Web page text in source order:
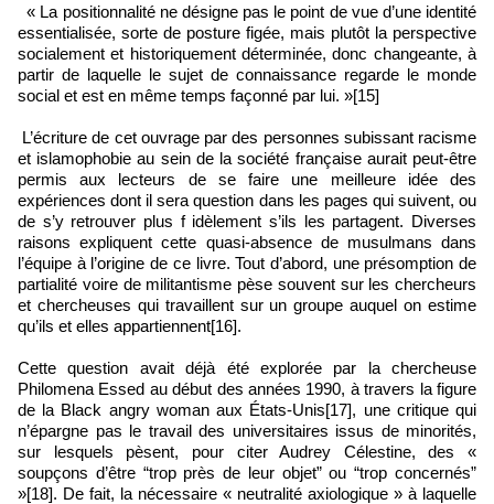
« La positionnalité ne désigne pas le point de vue d’une identité
essentialisée, sorte de posture figée, mais plutôt la perspective
socialement et historiquement déterminée, donc changeante, à
partir de laquelle le sujet de connaissance regarde le monde
social et est en même temps façonné par lui. »[15]
L’écriture de cet ouvrage par des personnes subissant racisme
et islamophobie au sein de la société française aurait peut‑être
permis aux lecteurs de se faire une meilleure idée des
expériences dont il sera question dans les pages qui suivent, ou
de s’y retrouver plus f idèlement s’ils les partagent. Diverses
raisons expliquent cette quasi‑absence de musulmans dans
l’équipe à l’origine de ce livre. Tout d’abord, une présomption de
partialité voire de militantisme pèse souvent sur les chercheurs
et chercheuses qui travaillent sur un groupe auquel on estime
qu’ils et elles appartiennent[16].
Cette question avait déjà été explorée par la chercheuse
Philomena Essed au début des années 1990, à travers la figure
de la Black angry woman aux États‑Unis[17], une critique qui
n’épargne pas le travail des universitaires issus de minorités,
sur lesquels pèsent, pour citer Audrey Célestine, des «
soupçons d’être “trop près de leur objet” ou “trop concernés”
»[18]. De fait, la nécessaire « neutralité axiologique » à laquelle